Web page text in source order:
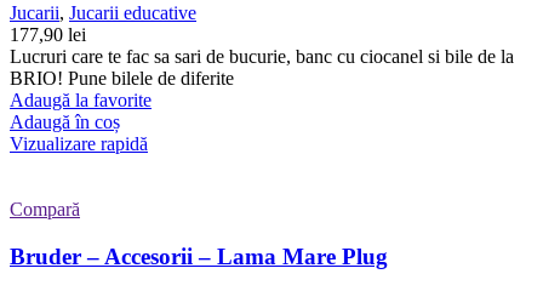
Jucarii, Jucarii educative
177,90 lei
Lucruri care te fac sa sari de bucurie, banc cu ciocanel si bile de la
BRIO! Pune bilele de diferite
Adaugă la favorite
Adaugă în coș
Vizualizare rapidă
Compară
Bruder – Accesorii – Lama Mare Plug